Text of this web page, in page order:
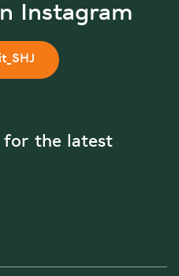
Instagram
for the latest